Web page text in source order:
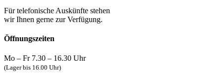
Für telefonische Auskünfte stehen
wir Ihnen gerne zur Verfügung.
Öffnungszeiten
Mo – Fr 7.30 – 16.30 Uhr
(Lager bis 16.00 Uhr)